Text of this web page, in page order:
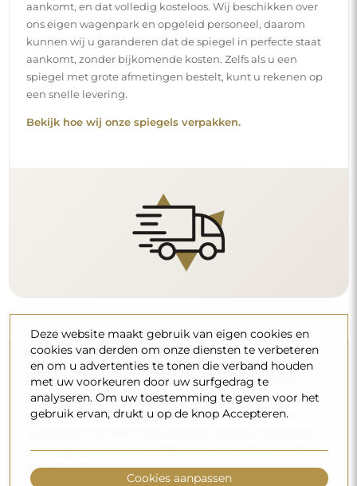
Eenvoudige montage
Wij staan in voor de productie en de levering van de
spiegels, terwijl de installatie onder uw
verantwoordelijkheid valt. Gezien de specifieke
kenmerken van elke ruimte bieden wij geen standaard
montageaccessoires aan. Dit geeft u de vrijheid om de
Reiniging en onderhoud
Om een optimale glans te behouden, volstaat een
microvezeldoek en warm water. Als u kiest voor specifieke
producten, zorg er dan voor dat ze een neutrale pH
hebben (rond de 7). Vermijd krachtige reinigingsmiddelen
Wilt u meer weten?
Deze website maakt gebruik van eigen cookies en
cookies van derden om onze diensten te verbeteren
en om u advertenties te tonen die verband houden
met uw voorkeuren door uw surfgedrag te
analyseren. Om uw toestemming te geven voor het
gebruik ervan, drukt u op de knop Accepteren.
Cookies aanpassen